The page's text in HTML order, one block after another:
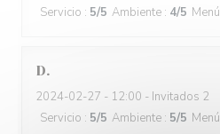
Servicio : 5/5 Ambiente : 4/5 Menú
D
2024-02-27 - 12:00 - Invitados 2
Servicio : 5/5 Ambiente : 5/5 Menú